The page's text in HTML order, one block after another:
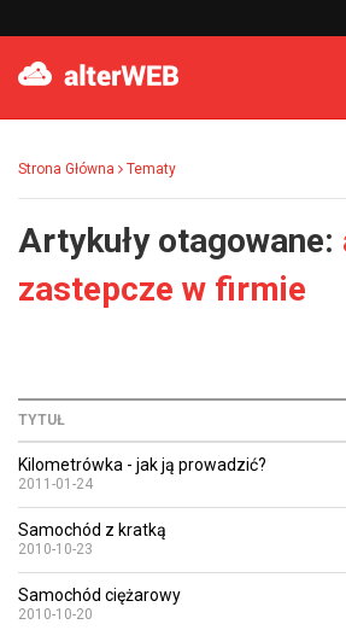
Strona Główna Tematy
Artykuły otagowane:
zastepcze w firmie
TYTUŁ
Kilometrówka - jak ją prowadzić?
2011-01-24
Samochód z kratką
2010-10-23
Samochód ciężarowy
2010-10-20